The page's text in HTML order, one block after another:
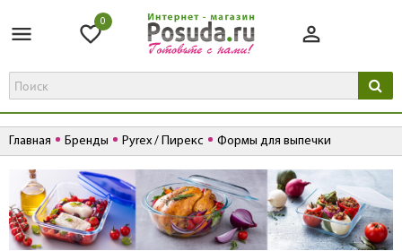
0
Главная Бренды Pyrex / Пирекс Формы для выпечки